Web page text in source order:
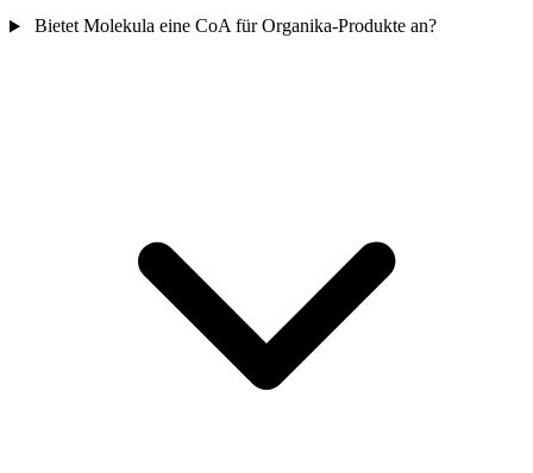
Bietet Molekula eine CoA für Organika-Produkte an?